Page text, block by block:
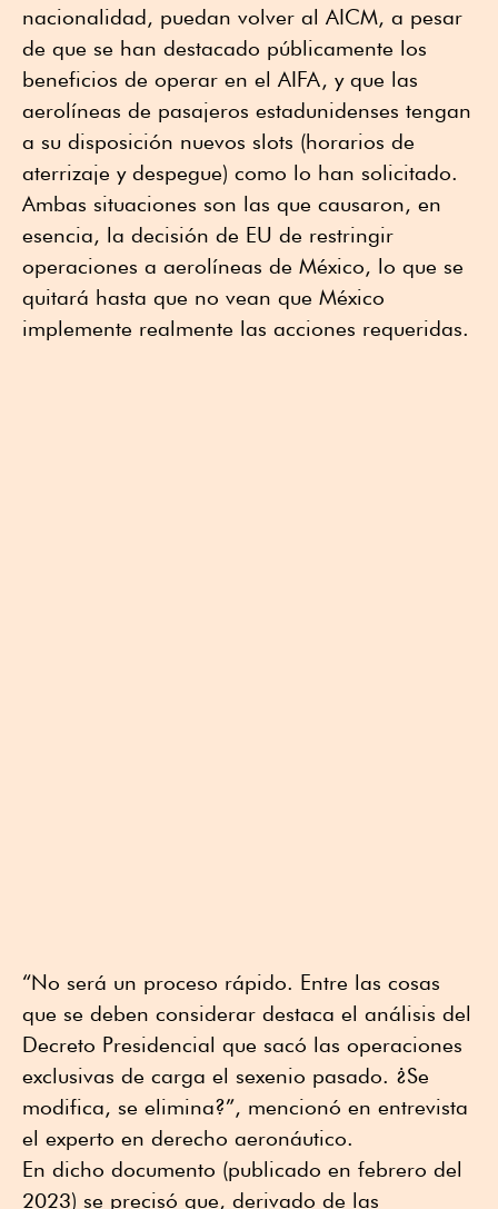
nacionalidad, puedan volver al AICM, a pesar
de que se han destacado públicamente los
beneficios de operar en el AIFA, y que las
aerolíneas de pasajeros estadunidenses tengan
a su disposición nuevos slots (horarios de
aterrizaje y despegue) como lo han solicitado.
Ambas situaciones son las que causaron, en
esencia, la decisión de EU de restringir
operaciones a aerolíneas de México, lo que se
quitará hasta que no vean que México
implemente realmente las acciones requeridas.
“No será un proceso rápido. Entre las cosas
que se deben considerar destaca el análisis del
Decreto Presidencial que sacó las operaciones
exclusivas de carga el sexenio pasado. ¿Se
modifica, se elimina?”, mencionó en entrevista
el experto en derecho aeronáutico.
En dicho documento (publicado en febrero del
2023) se precisó que, derivado de las